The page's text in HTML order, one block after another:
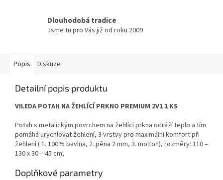
Dlouhodobá tradice
Jsme tu pro Vás již od roku 2009
Popis Diskuze
Detailní popis produktu
VILEDA POTAH NA ŽEHLÍCÍ PRKNO PREMIUM 2V1 1 KS
Potah s metalickým povrchem na žehlící prkna odráží teplo a tím
pomáhá urychlovat žehlení, 3 vrstvy pro maximální komfort při
žehlení ( 1. 100% bavlna, 2. pěna 2 mm, 3. molton), rozměry: 110 –
130 x 30 – 45 cm,
Doplňkové parametry